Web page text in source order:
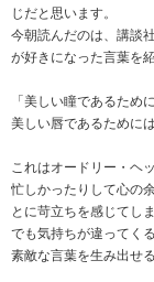
じだと思います。
今朝読んだのは、講談
が好きになった言葉を
「美しい瞳であるため
美しい唇であるために
これはオードリー・ヘ
忙しかったりして心の
とに苛立ちを感じてし
でも気持ちが違ってく
素敵な言葉を生み出せ